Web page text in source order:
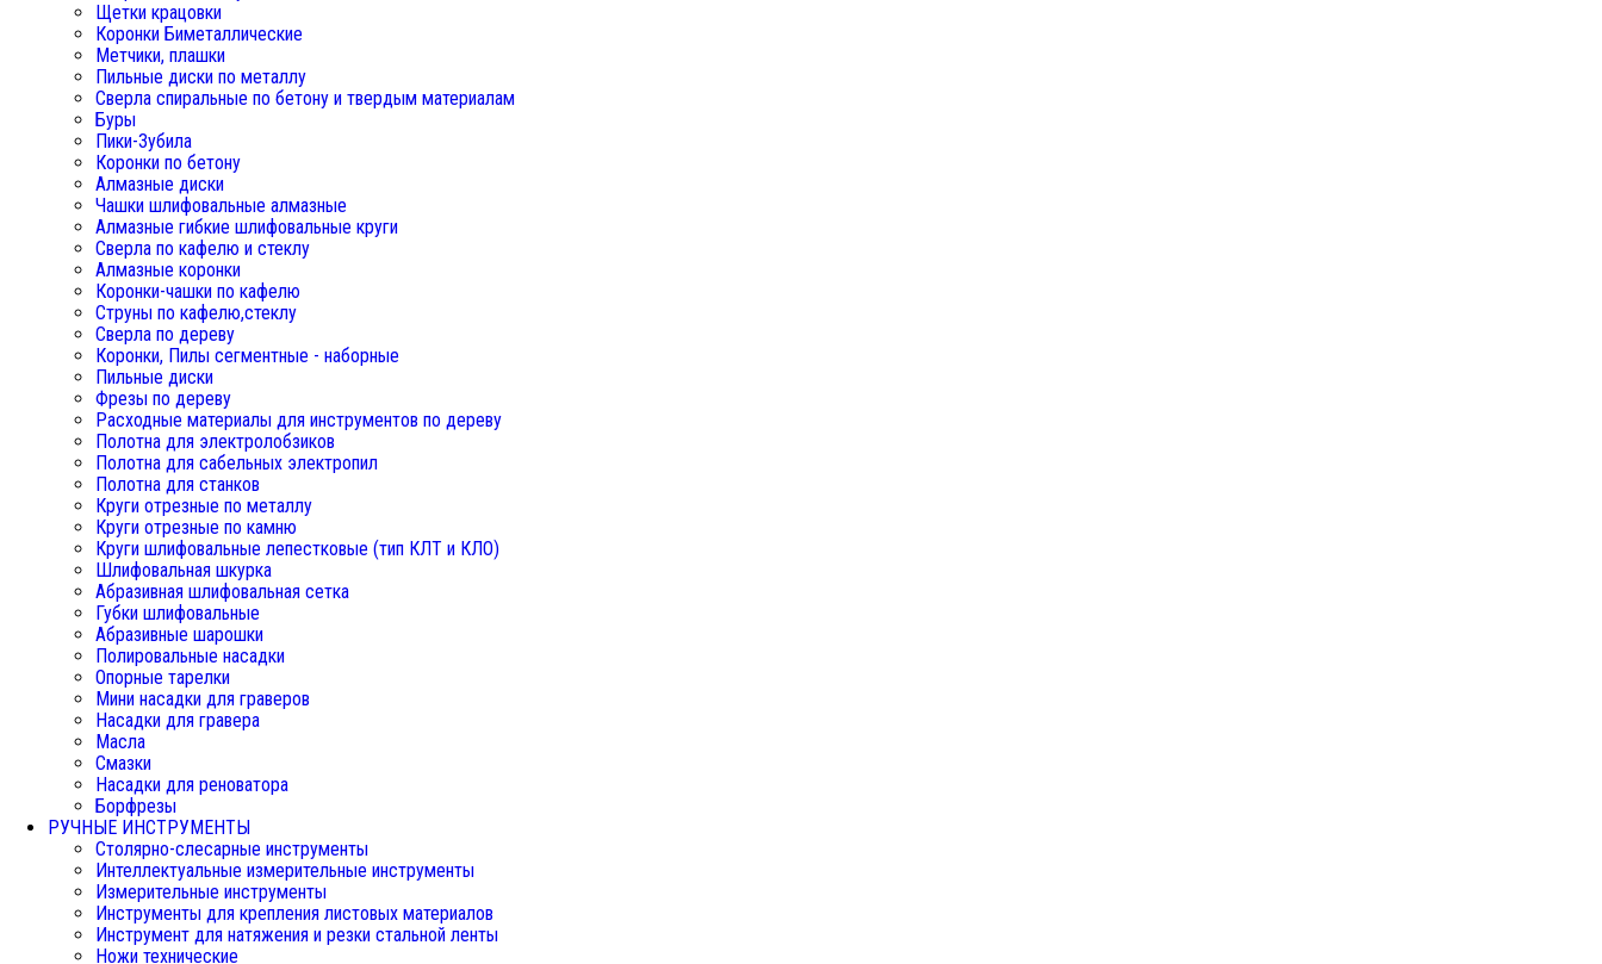
Щетки крацовки
Коронки Биметаллические
Метчики, плашки
Пильные диски по металлу
Сверла спиральные по бетону и твердым материалам
Буры
Пики-Зубила
Коронки по бетону
Алмазные диски
Чашки шлифовальные алмазные
Алмазные гибкие шлифовальные круги
Сверла по кафелю и стеклу
Алмазные коронки
Коронки-чашки по кафелю
Струны по кафелю,стеклу
Сверла по дереву
Коронки, Пилы сегментные - наборные
Пильные диски
Фрезы по дереву
Расходные материалы для инструментов по дереву
Полотна для электролобзиков
Полотна для сабельных электропил
Полотна для станков
Круги отрезные по металлу
Круги отрезные по камню
Круги шлифовальные лепестковые (тип КЛТ и КЛО)
Шлифовальная шкурка
Абразивная шлифовальная сетка
Губки шлифовальные
Абразивные шарошки
Полировальные насадки
Опорные тарелки
Мини насадки для граверов
Насадки для гравера
Масла
Смазки
Насадки для реноватора
Борфрезы
РУЧНЫЕ ИНСТРУМЕНТЫ
Столярно-слесарные инструменты
Интеллектуальные измерительные инструменты
Измерительные инструменты
Инструменты для крепления листовых материалов
Инструмент для натяжения и резки стальной ленты
Ножи технические